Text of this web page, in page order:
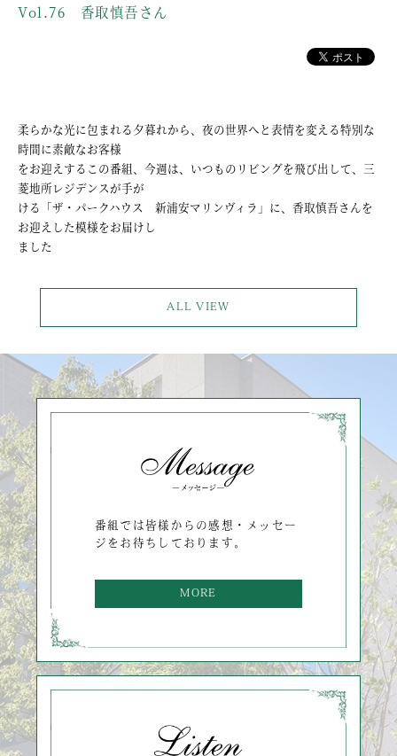
Vol.76 香取慎吾さん
柔らかな光に包まれる夕暮れから、夜の世界へと表情を変える特別な
時間に素敵なお客様
をお迎えするこの番組、今週は、いつものリビングを飛び出して、三
菱地所レジデンスが手が
ける「ザ・パークハウス 新浦安マリンヴィラ」に、香取慎吾さんを
お迎えした模様をお届けし
ました
ALL VIEW
番組では皆様からの感想・メッセー
ジをお待ちしております。
MORE